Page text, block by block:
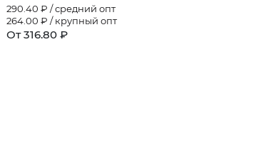
290.40 ₽ / средний опт
264.00 ₽ / крупный опт
От 316.80 ₽